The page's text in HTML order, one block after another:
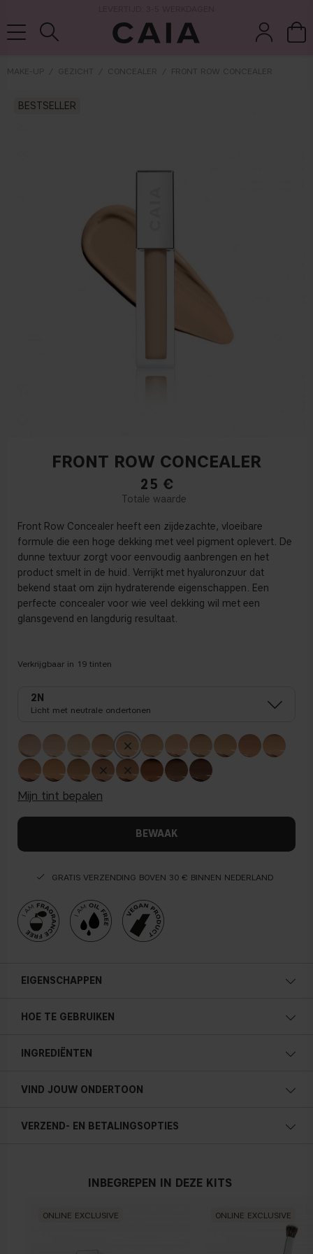
MAKE-UP GEZICHT CONCEALER FRONT ROW CONCEALER
BESTSELLER
FRONT ROW CONCEALER
25 €
Front Row Concealer heeft een zijdezachte, vloeibare
formule die een hoge dekking met veel pigment oplevert. De
dunne textuur zorgt voor eenvoudig aanbrengen en het
product smelt in de huid. Verrijkt met hyaluronzuur dat
bekend staat om zijn hydraterende eigenschappen. Een
perfecte concealer voor wie veel dekking wil met een
glansgevend en langdurig resultaat.
Verkrijgbaar in 19 tinten
2N
Licht met neutrale ondertonen
mijn tint bepalen
BEWAAK
GRATIS VERZENDING BOVEN 30 € BINNEN NEDERLAND
EIGENSCHAPPEN
HOE TE GEBRUIKEN
INGREDIËNTEN
VIND JOUW ONDERTOON
Koele ondertoon
VERZEND- EN BETALINGSOPTIES
INBEGREPEN IN DEZE KITS
ONLINE EXCLUSIVE ONLINE EXCLUSIVE
parfum